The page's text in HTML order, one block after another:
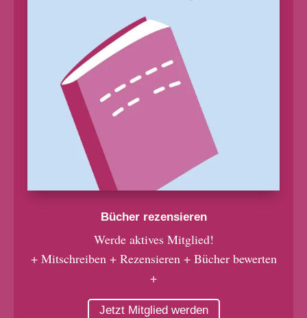
Bücher rezensieren
Werde aktives Mitglied!
+ Mitschreiben + Rezensieren + Bücher bewerten
+
Jetzt Mitglied werden